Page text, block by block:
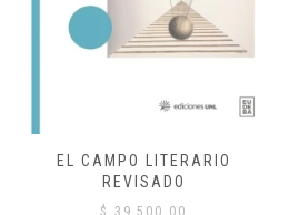
EL CAMPO LITERARIO
REVISADO